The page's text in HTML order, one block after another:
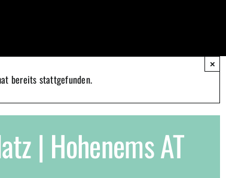
bereits stattgefunden.
×
| Hohenems AT